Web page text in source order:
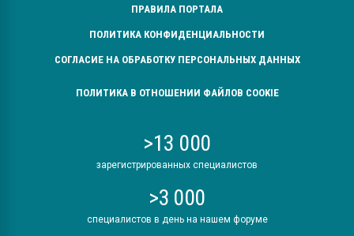
ПРАВИЛА ПОРТАЛА
ПОЛИТИКА КОНФИДЕНЦИАЛЬНОСТИ
СОГЛАСИЕ НА ОБРАБОТКУ ПЕРСОНАЛЬНЫХ ДАННЫХ
ПОЛИТИКА В ОТНОШЕНИИ ФАЙЛОВ COOKIE
>13 000
зарегистрированных специалистов
>3 000
специалистов в день на нашем форуме